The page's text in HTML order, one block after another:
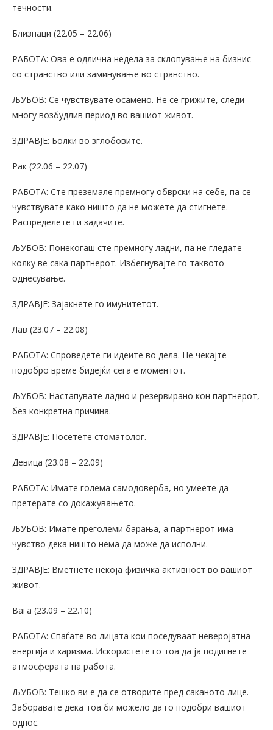
течности.
Близнаци (22.05 – 22.06)
РАБОТА: Ова е одлична недела за склопување на бизнис
со странство или заминување во странство.
ЉУБОВ: Се чувствувате осамено. Не се грижите, следи
многу возбудлив период во вашиот живот.
ЗДРАВЈЕ: Болки во зглобовите.
Рак (22.06 – 22.07)
РАБОТА: Сте преземале премногу обврски на себе, па се
чувствувате како ништо да не можете да стигнете.
Распределете ги задачите.
ЉУБОВ: Понекогаш сте премногу ладни, па не гледате
колку ве сака партнерот. Избегнувајте го таквото
однесување.
ЗДРАВЈЕ: Зајакнете го имунитетот.
Лав (23.07 – 22.08)
РАБОТА: Спроведете ги идеите во дела. Не чекајте
подобро време бидејќи сега е моментот.
ЉУБОВ: Настапувате ладно и резервирано кон партнерот,
без конкретна причина.
ЗДРАВЈЕ: Посетете стоматолог.
Девица (23.08 – 22.09)
РАБОТА: Имате голема самодоверба, но умеете да
претерате со докажувањето.
ЉУБОВ: Имате преголеми барања, а партнерот има
чувство дека ништо нема да може да исполни.
ЗДРАВЈЕ: Вметнете некоја физичка активност во вашиот
живот.
Вага (23.09 – 22.10)
РАБОТА: Спаѓате во лицата кои поседуваат неверојатна
енергија и харизма. Искористете го тоа да ја подигнете
атмосферата на работа.
ЉУБОВ: Тешко ви е да се отворите пред саканото лице.
Заборавате дека тоа би можело да го подобри вашиот
однос.